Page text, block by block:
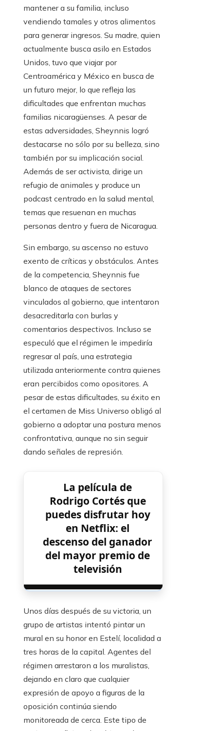
mantener a su familia, incluso
vendiendo tamales y otros alimentos
para generar ingresos. Su madre, quien
actualmente busca asilo en Estados
Unidos, tuvo que viajar por
Centroamérica y México en busca de
un futuro mejor, lo que refleja las
dificultades que enfrentan muchas
familias nicaragüenses. A pesar de
estas adversidades, Sheynnis logró
destacarse no sólo por su belleza, sino
también por su implicación social.
Además de ser activista, dirige un
refugio de animales y produce un
podcast centrado en la salud mental,
temas que resuenan en muchas
personas dentro y fuera de Nicaragua.
Sin embargo, su ascenso no estuvo
exento de críticas y obstáculos. Antes
de la competencia, Sheynnis fue
blanco de ataques de sectores
vinculados al gobierno, que intentaron
desacreditarla con burlas y
comentarios despectivos. Incluso se
especuló que el régimen le impediría
regresar al país, una estrategia
utilizada anteriormente contra quienes
eran percibidos como opositores. A
pesar de estas dificultades, su éxito en
el certamen de Miss Universo obligó al
gobierno a adoptar una postura menos
confrontativa, aunque no sin seguir
dando señales de represión.
La película de
Rodrigo Cortés que
puedes disfrutar hoy
en Netflix: el
descenso del ganador
del mayor premio de
televisión
Unos días después de su victoria, un
grupo de artistas intentó pintar un
mural en su honor en Estelí, localidad a
tres horas de la capital. Agentes del
régimen arrestaron a los muralistas,
dejando en claro que cualquier
expresión de apoyo a figuras de la
oposición continúa siendo
monitoreada de cerca. Este tipo de